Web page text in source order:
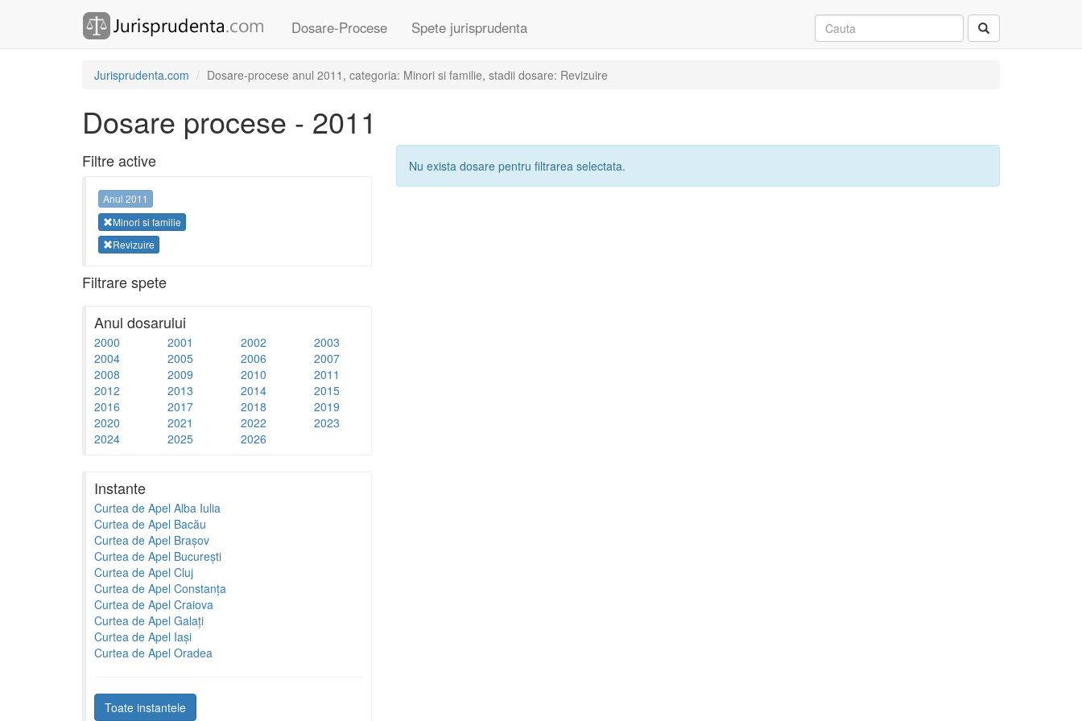
Dosare-Procese Spete jurisprudenta
Jurisprudenta.com Dosare-procese anul 2011, categoria: Minori si familie, stadii dosare: Revizuire
Dosare procese - 2011
Filtre active
Anul 2011
Minori si familie
Revizuire
Filtrare spete
Anul dosarului
2000 2001 2002
2003
2004
2005 2006
2007
2008
2009 2010
2011
2012
2013 2014
2015
2016
2017 2018
2019
2020
2021 2022
2023
2024
2025 2026
Instante
Curtea de Apel Alba Iulia
Curtea de Apel Bacău
Curtea de Apel Brașov
Curtea de Apel București
Curtea de Apel Cluj
Curtea de Apel Constanța
Curtea de Apel Craiova
Curtea de Apel Galați
Curtea de Apel Iași
Curtea de Apel Oradea
Toate instantele
Nu exista dosare pentru filtrarea selectata.